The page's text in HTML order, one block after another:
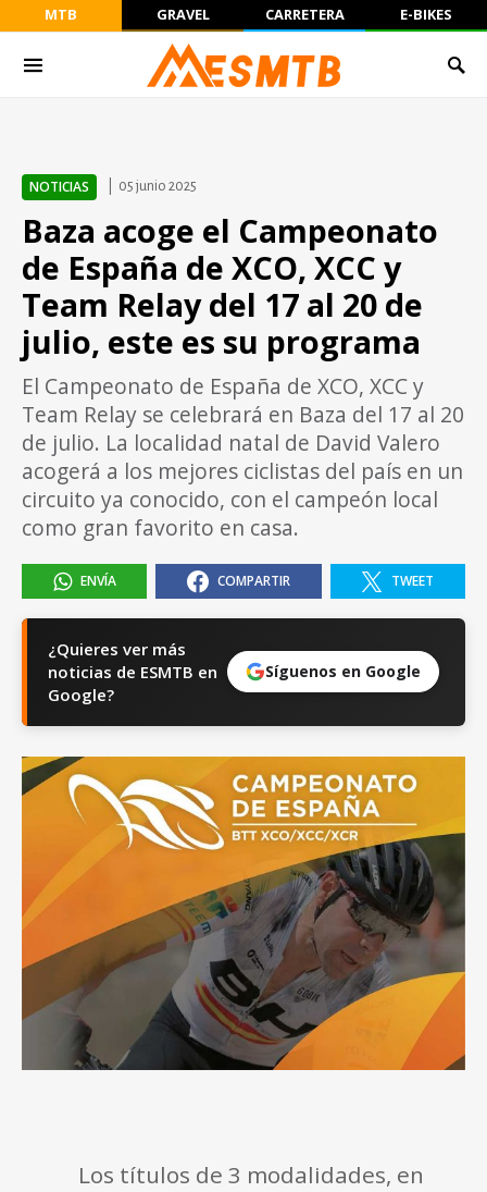
MTB GRAVEL CARRETERA E-BIKES
NOTICIAS 05 junio 2025
Baza acoge el Campeonato
de España de XCO, XCC y
Team Relay del 17 al 20 de
julio, este es su programa
El Campeonato de España de XCO, XCC y
Team Relay se celebrará en Baza del 17 al 20
de julio. La localidad natal de David Valero
acogerá a los mejores ciclistas del país en un
circuito ya conocido, con el campeón local
como gran favorito en casa.
ENVÍA COMPARTIR TWEET
¿Quieres ver más
noticias de ESMTB en
Google?
Síguenos en Google
Los títulos de 3 modalidades, en